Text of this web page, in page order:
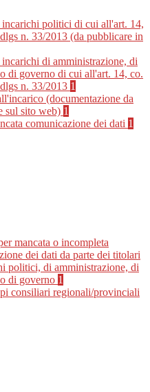
politici di cui all'art. 14,
n. 33/2013 (da pubblicare in
di amministrazione, di
di governo di cui all'art. 14, co.
n. 33/2013 1
(documentazione da
sul sito web) 1
comunicazione dei dati 1
mancata o incompleta
dei dati da parte dei titolari
politici, di amministrazione, di
di governo 1
consiliari regionali/provinciali